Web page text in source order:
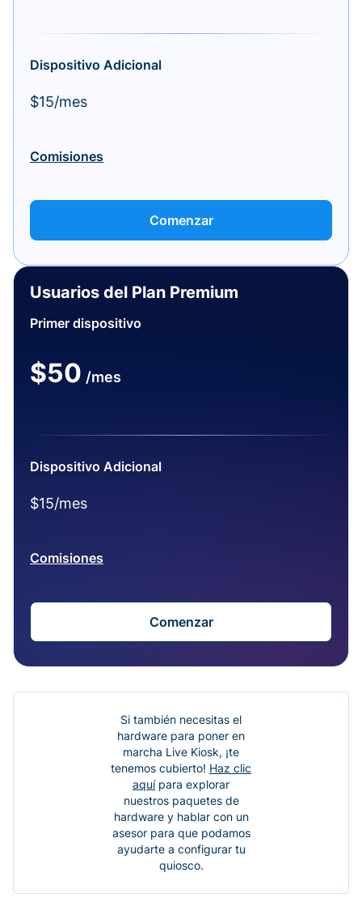
Dispositivo Adicional
$15/mes
Comisiones
Comenzar
Usuarios del Plan Premium
Primer dispositivo
$50 /mes
Dispositivo Adicional
$15/mes
Comisiones
Comenzar
Si también necesitas el
hardware para poner en
marcha Live Kiosk, ¡te
tenemos cubierto! Haz clic
aquípara explorar
nuestros paquetes de
hardware y hablar con un
asesor para que podamos
ayudarte a configurar tu
quiosco.